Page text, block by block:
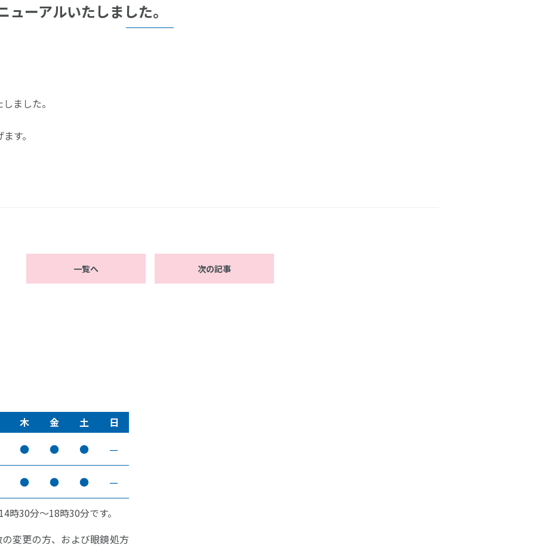
ーアルいたしました。
ました。
す。
一覧へ 次の記事
木 金 土
日
● ● ● —
● ● ● —
30分～18時30分です。
変更の方、および眼鏡処方